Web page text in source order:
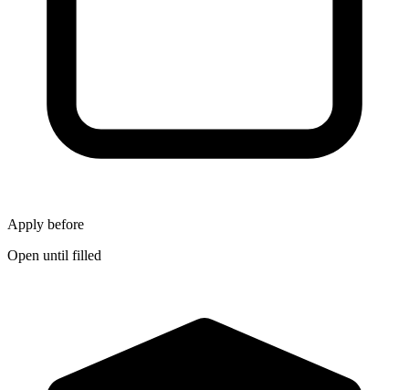
Apply before
Open until filled